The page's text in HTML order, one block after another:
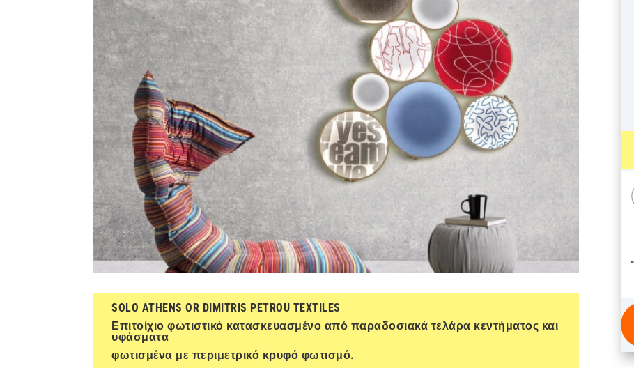
SOLO ATHENS OR DIMITRIS PETROU TEXTILES
Επιτοίχιο φωτιστικό κατασκευασμένο από παραδοσιακά τελάρα κεντήματος και
υφάσματα
φωτισμένα με περιμετρικό κρυφό φωτισμό.